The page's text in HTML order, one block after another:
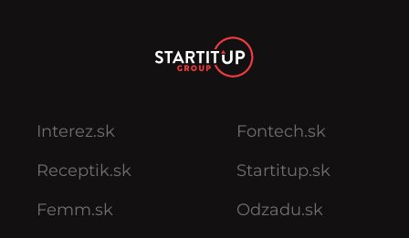
Interez.sk
Receptik.sk
Femm.sk
Fontech.sk
Startitup.sk
Odzadu.sk